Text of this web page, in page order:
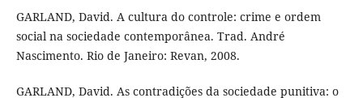
GARLAND, David. A cultura do controle: crime e ordem
social na sociedade contemporânea. Trad. André
Nascimento. Rio de Janeiro: Revan, 2008.
GARLAND, David. As contradições da sociedade punitiva: o